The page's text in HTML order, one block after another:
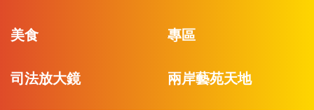
美食 專區
司法放大鏡 兩岸藝苑天地